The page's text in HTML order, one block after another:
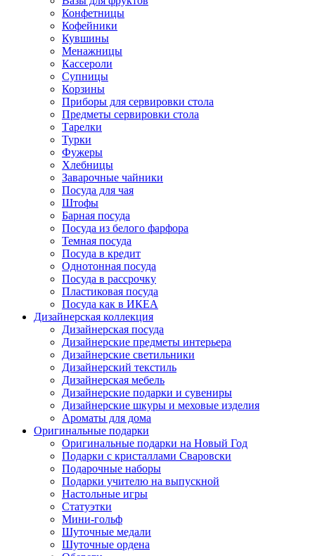
Конфетницы
Кофейники
Кувшины
Менажницы
Кассероли
Супницы
Корзины
Приборы для сервировки стола
Предметы сервировки стола
Тарелки
Турки
Фужеры
Хлебницы
Заварочные чайники
Посуда для чая
Штофы
Барная посуда
Посуда из белого фарфора
Темная посуда
Посуда в кредит
Однотонная посуда
Посуда в рассрочку
Пластиковая посуда
Посуда как в ИКЕА
Дизайнерская коллекция
Дизайнерская посуда
Дизайнерские предметы интерьера
Дизайнерские светильники
Дизайнерский текстиль
Дизайнерская мебель
Дизайнерские подарки и сувениры
Дизайнерские шкуры и меховые изделия
Ароматы для дома
Оригинальные подарки
Оригинальные подарки на Новый Год
Подарки с кристаллами Сваровски
Подарочные наборы
Подарки учителю на выпускной
Настольные игры
Статуэтки
Мини-гольф
Шуточные медали
Шуточные ордена